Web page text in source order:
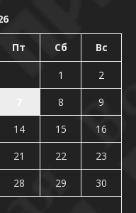
Пт Сб Вс
1
2
8
9
14 15
16
21 22
23
28 29
30